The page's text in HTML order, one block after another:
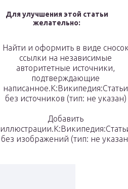
Для улучшения этой статьи
желательно:
Найти и оформить в виде
ссылки на независимые
авторитетные источники,
подтверждающие
написанное.К:Википедия:Статьи
без источников (тип: не указан)
Добавить
без изображений (тип: не